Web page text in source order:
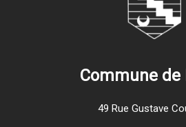
Commune de
49 Rue Gustave